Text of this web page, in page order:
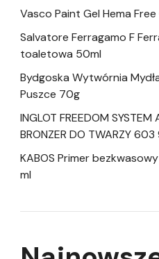
Vasco Paint Gel Hema
Salvatore Ferragamo F
toaletowa 50ml
Bydgoska Wytwórnia
Puszce 70g
INGLOT FREEDOM SYSTEM
BRONZER DO TWARZY 603
KABOS Primer
ml